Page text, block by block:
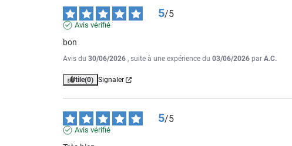
5/5
Avis vérifié
bon
Avis du 30/06/2026 , suite à une expérience du 03/06/2026 par A.C.
Utile(0) Signaler
5/5
Avis vérifié